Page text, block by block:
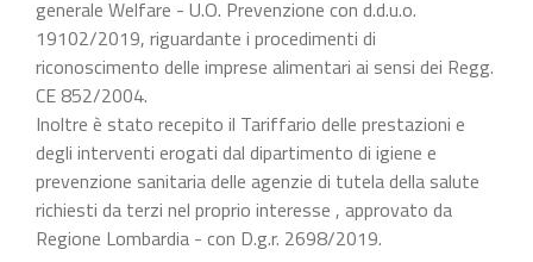
generale Welfare - U.O. Prevenzione con d.d.u.o.
19102/2019, riguardante i procedimenti di
riconoscimento delle imprese alimentari ai sensi dei Regg.
CE 852/2004.
Inoltre è stato recepito il Tariffario delle prestazioni e
degli interventi erogati dal dipartimento di igiene e
prevenzione sanitaria delle agenzie di tutela della salute
richiesti da terzi nel proprio interesse , approvato da
Regione Lombardia - con D.g.r. 2698/2019.